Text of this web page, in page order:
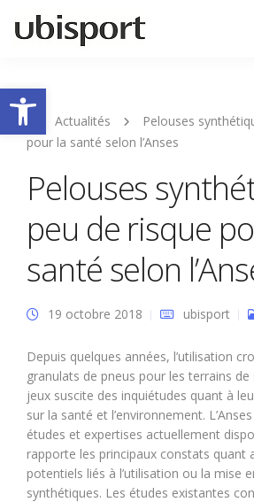
Ouvrir la barre
Actualités
Pelouses
pour la santé selon l’Anses
Pelouses
peu de risque
santé selon
19 octobre 2018 ubisport
Depuis quelques années, l’utilisation
granulats de pneus pour les terrains
jeux suscite des inquiétudes quant à
sur la santé et l’environnement.
études et expertises actuellement
rapporte les principaux constats quant
potentiels liés à l’utilisation ou la mise
synthétiques. Les études existantes